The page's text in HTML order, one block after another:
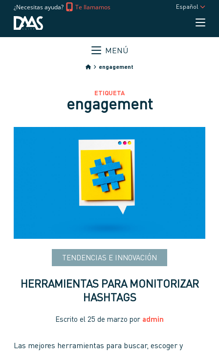
¿Necesitas ayuda? Te llamamos Español
MENÚ
engagement
ETIQUETA
engagement
TENDENCIAS E INNOVACIÓN
HERRAMIENTAS PARA MONITORIZAR
HASHTAGS
Escrito el 25 de marzo por admin
Las mejores herramientas para buscar, escoger y